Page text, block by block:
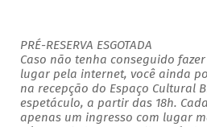
PRÉ-RESERVA ESGOTADA
Caso não tenha conseguido
lugar pela internet, você ainda
na recepção do Espaço Cultural
espetáculo, a partir das 18h.
apenas um ingresso com lugar